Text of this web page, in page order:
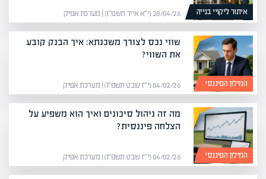
איתור ליקויי בנייה 28/04/26 (י״א אייר תשפ״ו) | מערכת אפיק
המילון הפיננסי
שווי נכס לצורך משכנתא: איך הבנק קובע
את השווי?
04/02/26 (י״ז שבט תשפ״ו) | מערכת אפיק
המילון הפיננסי
מה זה ניהול סיכונים ואיך הוא משפיע על
הצלחה פיננסית?
04/02/26 (י״ז שבט תשפ״ו) | מערכת אפיק